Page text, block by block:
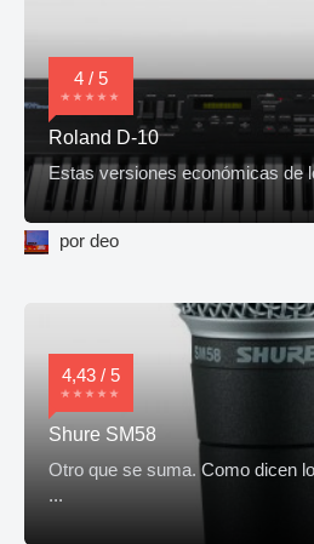
4 / 5
Roland D-10
Estas versiones económicas de
por deo
4,43 / 5
Shure SM58
Otro que se suma. Como dicen
...